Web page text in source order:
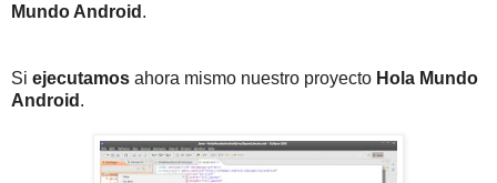
Mundo Android .
Si ejecutamos ahora mismo nuestro proyecto Hola Mundo
Android .